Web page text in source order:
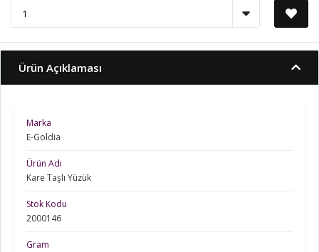
Ürün Açıklaması
Marka
E-Goldia
Ürün Adı
Kare Taşlı Yüzük
Stok Kodu
2000146
Gram